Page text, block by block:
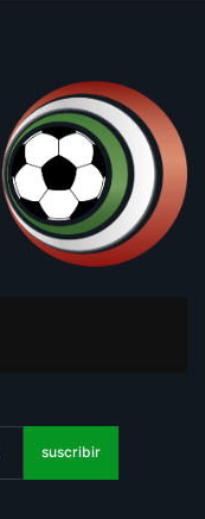
suscribir